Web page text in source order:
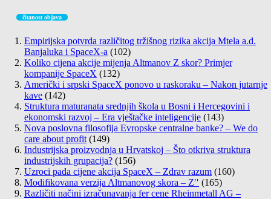
čitanost objava
Empirijska potvrda različitog tržišnog rizika akcija Mtela a.d.
Banjaluka i SpaceX-a (102)
Koliko cijena akcije mijenja Altmanov Z skor? Primjer
kompanije SpaceX (132)
Američki i srpski SpaceX ponovo u raskoraku – Nakon jutarnje
kave (142)
Struktura maturanata srednjih škola u Bosni i Hercegovini i
ekonomski razvoj – Era vještačke inteligencije (143)
Nova poslovna filosofija Evropske centralne banke? – We do
care about profit (149)
Industrijska proizvodnja u Hrvatskoj – Što otkriva struktura
industrijskih grupacija? (156)
Uzroci pada cijene akcija SpaceX – Zdrav razum (160)
Modifikovana verzija Altmanovog skora – Z′′ (165)
Različiti načini izračunavanja fer cene Rheinmetall AG –